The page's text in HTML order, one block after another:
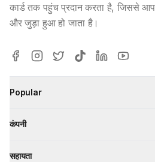
कार्ड तक पहुंच प्रदान करता है, जिससे
और जुड़ा हुआ हो जाता है।
Popular
कंपनी
सहायता